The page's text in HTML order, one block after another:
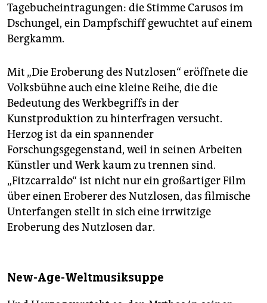
Tagebucheintragungen: die Stimme Carusos im
Dschungel, ein Dampfschiff gewuchtet auf einem
Bergkamm.
Mit „Die Eroberung des Nutzlosen“ eröffnete die
Volksbühne auch eine kleine Reihe, die die
Bedeutung des Werkbegriffs in der
Kunstproduktion zu hinterfragen versucht.
Herzog ist da ein spannender
Forschungsgegenstand, weil in seinen Arbeiten
Künstler und Werk kaum zu trennen sind.
„Fitzcarraldo“ ist nicht nur ein großartiger Film
über einen Eroberer des Nutzlosen, das filmische
Unterfangen stellt in sich eine irrwitzige
Eroberung des Nutzlosen dar.
New-Age-Weltmusiksuppe